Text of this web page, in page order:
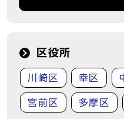
区役所
川崎区 幸区
宮前区 多摩区